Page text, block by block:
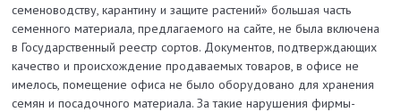
семеноводству, карантину и защите растений» большая часть
семенного материала, предлагаемого на сайте, не была включена
в Государственный реестр сортов. Документов, подтверждающих
качество и происхождение продаваемых товаров, в офисе не
имелось, помещение офиса не было оборудовано для хранения
семян и посадочного материала. За такие нарушения фирмы-